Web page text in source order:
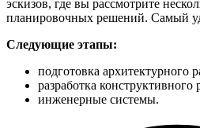
эскизов, где вы рассмотрите
планировочных решений. Самый
Следующие этапы:
подготовка архитектурного
разработка конструктивного
инженерные системы.